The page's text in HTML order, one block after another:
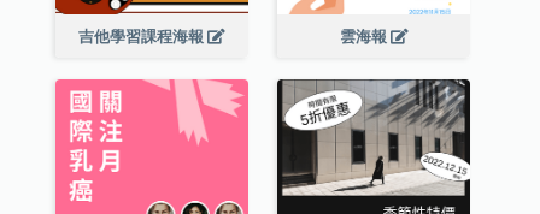
吉他學習課程海報 雲海報